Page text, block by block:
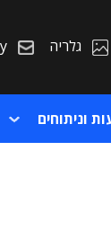
גלריה
וניתוחים